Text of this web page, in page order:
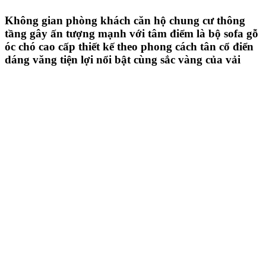
Không gian phòng khách căn hộ chung cư thông
tầng gây ấn tượng mạnh với tâm điểm là bộ sofa gỗ
óc chó cao cấp thiết kế theo phong cách tân cổ điển
dáng văng tiện lợi nổi bật cùng sắc vàng của vải